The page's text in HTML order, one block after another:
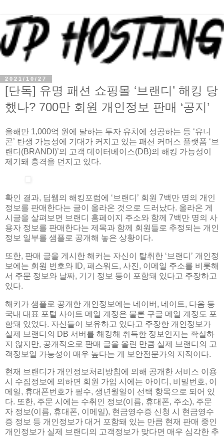
2021/10/27
[단독] 유명 패션 쇼핑몰 ‘브랜디’ 해킹 당
했나? 700만 회원 개인정보 판매 ‘공지’
올해만 1,000억 원에 달하는 투자 유치에 성공하는 등 ‘유니
콘’ 탄생 가능성에 기대가 커지고 있는 패션 커머스 플랫폼 ‘브
랜디(BRANDI)’의 고객 데이터베이스(DB)의 해킹 가능성이
제기돼 충격을 던지고 있다.
확인 결과, 딥웹의 해킹포럼에 ‘브랜디’ 회원 7백만 명의 개인
정보를 판매한다는 글이 올라온 것으로 드러났다. 올라온 게
시글을 살펴보면 브랜디 홈페이지 주소와 함께 7백만 명의 사
용자 정보를 판매한다는 제목과 함께 회원들로 추정되는 개인
정보 일부를 샘플로 공개해 놓은 상황이다.
또한, 판매 글을 게시한 해커는 자신이 탈취한 ‘브랜디’ 개인정
보에는 회원 번호와 ID, 패스워드, 사진, 이메일 주소를 비롯해
서 주문 정보와 날짜, 기기 정보 등이 포함돼 있다고 주장하고
있다.
해커가 샘플로 공개한 개인정보에는 네이버, 네이트, 다음 등
국내 대표 포털 사이트 메일 계정은 물론 구글 메일 계정도 포
함돼 있었다. 자신들이 보유하고 있다고 주장한 개인정보가
실제 브랜디의 DB 서버를 해킹해 취득한 정보인지는 확실하
지 않지만, 공개적으로 판매 글을 올린 만큼 실제 브랜디의 고
객정보일 가능성이 매우 높다는 게 보안전문가의 지적이다.
현재 브랜디가 개인정보처리방침에 의해 공개한 서비스 이용
시 수집정보에 의하면 회원 가입 시에는 아이디, 비밀번호, 이
메일, 휴대폰번호가 필수, 생년월일이 선택 항목으로 되어 있
다. 또한, 주문 시에는 수취인 정보(이름, 휴대폰, 주소), 주문
자 정보(이름, 휴대폰, 이메일), 현금영수증 신청 시 현금영수
증 정보 등 개인정보가 대거 포함돼 있는 만큼 현재 판매 중인
개인정보가 실제 브랜디의 고객정보가 맞다면 매우 심각한 추